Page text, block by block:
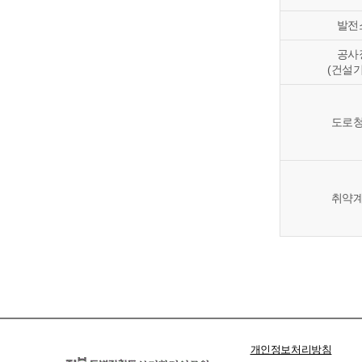
발전
공사
(건설
도로
취약
개인정보처리방침